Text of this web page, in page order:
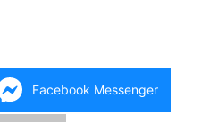
Facebook Messenger